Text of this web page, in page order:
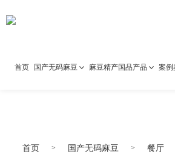
麻豆国产AV无码,
首页 国产无码麻豆 麻豆精产国品产品 案例
首页 国产无码麻豆 餐厅